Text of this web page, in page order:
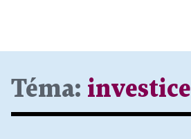
Téma: investice